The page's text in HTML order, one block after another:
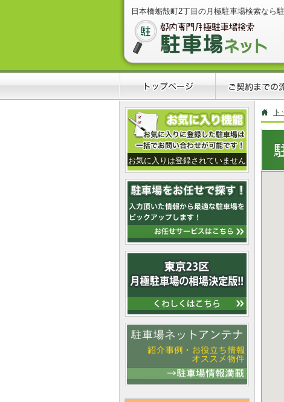
日本橋蛎殻町2丁目の月極駐車場検索なら
お気に入りは登録されていません